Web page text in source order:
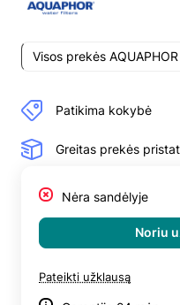
Visos prekės AQUAPHOR
Patikima kokybė
Greitas prekės
Nėra sandėlyje
Noriu
Pateikti užklausą